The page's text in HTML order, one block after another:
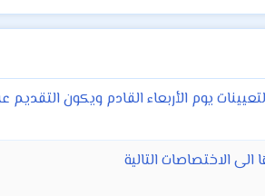
يوم الأربعاء القادم ويكون التقديم
الاختصاصات التالية